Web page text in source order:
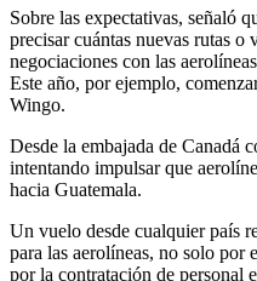
Sobre las expectativas, señaló
precisar cuántas nuevas rutas o
negociaciones con las
Este año, por ejemplo,
Wingo.
Desde la embajada de Canadá
intentando impulsar que
hacia Guatemala.
Un vuelo desde cualquier país
para las aerolíneas, no solo por
por la contratación de personal